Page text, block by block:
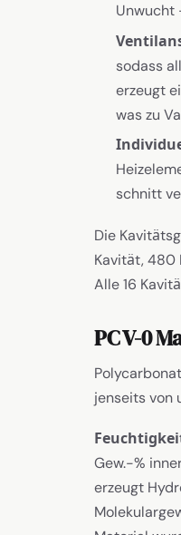
Unwucht
sodass
erzeugt
was zu
schnitt
Die
Kavität, 480
Alle 16
PC V-0
jenseits von
Gew.-%
erzeugt